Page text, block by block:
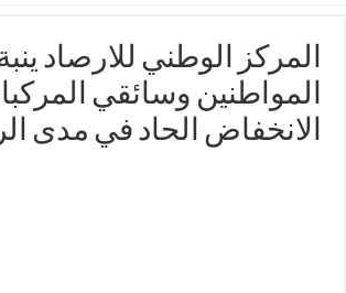
المركز الوطني للارصاد
المواطنين وسائقي
الانخفاض الحاد في مدى